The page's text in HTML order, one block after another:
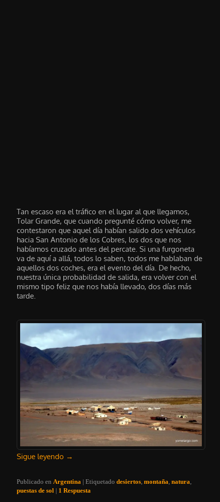
Tan escaso era el tráfico en el lugar al que llegamos,
Tolar Grande, que cuando pregunté cómo volver, me
contestaron que aquel día habían salido dos vehículos
hacia San Antonio de los Cobres, los dos que nos
habíamos cruzado antes del percate. Si una furgoneta
va de aquí a allá, todos lo saben, todos me hablaban de
aquellos dos coches, era el evento del día. De hecho,
nuestra única probabilidad de salida, era volver con el
mismo tipo feliz que nos había llevado, dos días más
tarde.
Sigue leyendo →
Publicado en Argentina |Etiquetado desiertos ,montaña ,natura
puestas de sol | 1 Respuesta